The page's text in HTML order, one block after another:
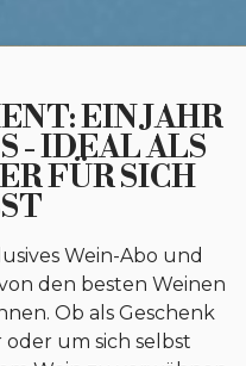
EIN JAHR
- IDEAL ALS
FÜR SICH
Wein-Abo und
den besten Weinen
Ob als Geschenk
um sich selbst